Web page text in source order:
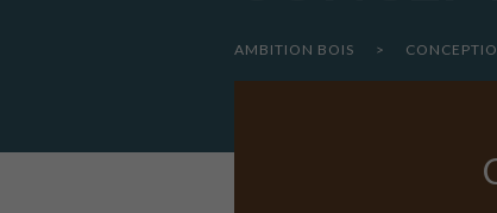
AMBITION BOIS >